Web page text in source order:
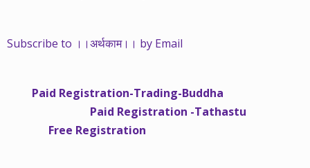
महंगाई की दर 10 प्रतिशत से ऊपर रहती है। वे भागकर जाते हैं सोने और
साढ़े चार सालों से अर्थकाम से जुड़े हैं, वे हमारी ईमानदारी और सत्यनिष्ठा से
भलीभांति वाकिफ हैं। शुरू में हम भी कच्चे थे तो बाज़ार के उस्तादों के जाल
में फंस गए। गलतियां कीं। लेकिन जैसे ही समझ में आया, खटाक से उनसे
Subscribe to ।।अर्थकाम।। by Email
Paid Registration-Trading-Buddha
Paid Registration -Tathastu
Free Registration